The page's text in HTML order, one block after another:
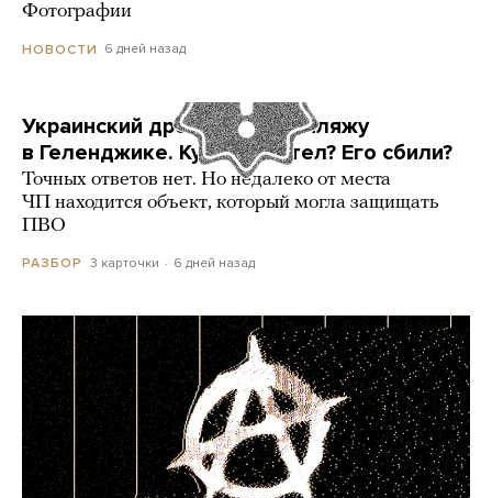
Фотографии
НОВОСТИ 6 дней назад
Украинский дрон попал по пляжу
в Геленджике. Куда он летел? Его сбили?
Точных ответов нет. Но недалеко от места
ЧП находится объект, который могла защищать
ПВО
РАЗБОР 3 карточки 6 дней назад